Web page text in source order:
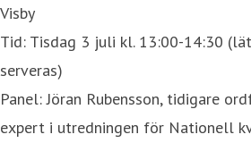
Visby
Tid: Tisdag 3 juli kl. 13:00-14:30
serveras)
Panel: Jöran Rubensson, tidigare
expert i utredningen för Nationell